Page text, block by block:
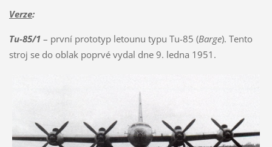
Verze:
Tu-85/1– první prototyp letounu typu Tu-85 (Barge). Tento
stroj se do oblak poprvé vydal dne 9. ledna 1951.